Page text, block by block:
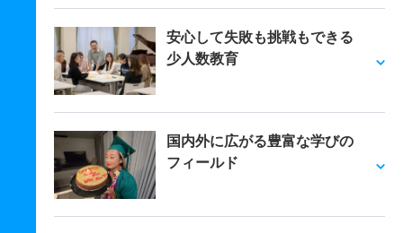
安心して失敗も挑戦もできる
少人数教育
国内外に広がる豊富な学びの
フィールド